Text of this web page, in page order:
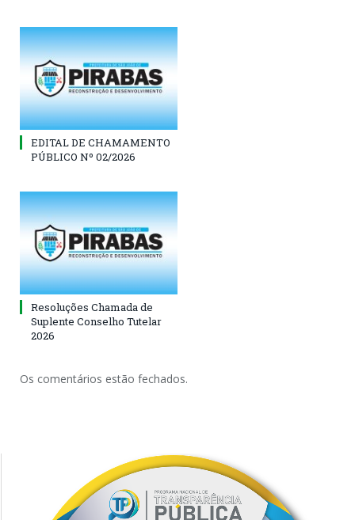
EDITAL DE CHAMAMENTO
PÚBLICO Nº 02/2026
Resoluções Chamada de
Suplente Conselho Tutelar
2026
Os comentários estão fechados.